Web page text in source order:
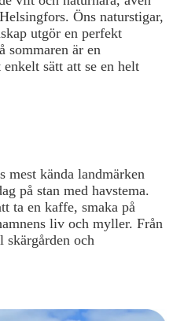
Öns naturstigar,
utgör en perfekt
sommaren är en
sätt att se en helt
mest kända landmärken
på stan med havstema.
ta en kaffe, smaka på
liv och myller. Från
skärgården och